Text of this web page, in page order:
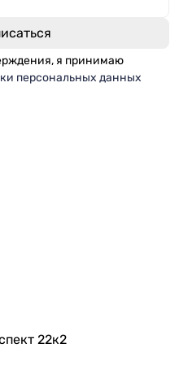
я принимаю
персональных данных
22к2